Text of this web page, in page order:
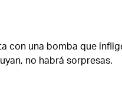
con una bomba que
no habrá sorpresas.